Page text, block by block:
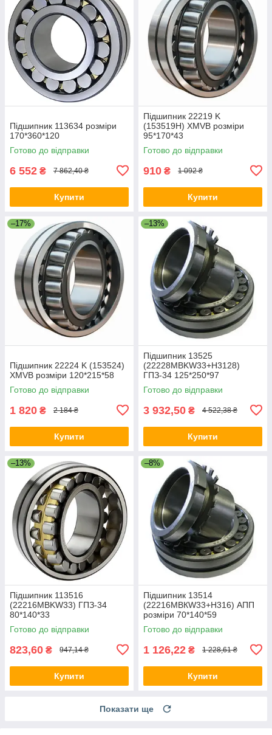
Підшипник 113634 розміри
170*360*120
Готово до відправки
6 552 ₴ 7 862,40 ₴
Купити
Підшипник 22219 K
(153519H) XMVB розміри
95*170*43
Готово до відправки
910 ₴ 1 092 ₴
Купити
–17%
Підшипник 22224 K (153524)
XMVB розміри 120*215*58
Готово до відправки
1 820 ₴ 2 184 ₴
Купити
–13%
Підшипник 13525
(22228MBKW33+Н3128)
ГПЗ-34 125*250*97
Готово до відправки
3 932,50 ₴ 4 522,38 ₴
Купити
–13%
Підшипник 113516
(22216MBKW33) ГПЗ-34
80*140*33
Готово до відправки
823,60 ₴ 947,14 ₴
Купити
–8%
Підшипник 13514
(22216MBКW33+Н316) АПП
розміри 70*140*59
Готово до відправки
1 126,22 ₴ 1 228,61 ₴
Купити
Показати ще